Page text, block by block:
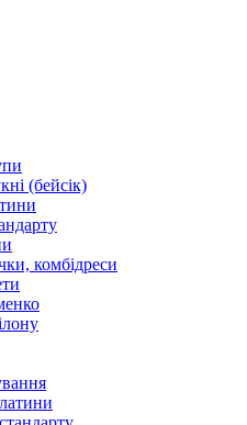
(бейсік)
комбідреси